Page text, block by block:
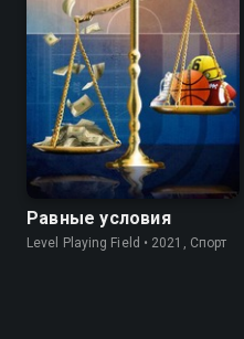
6.9
Равные условия
Level Playing Field • 2021, Спорт